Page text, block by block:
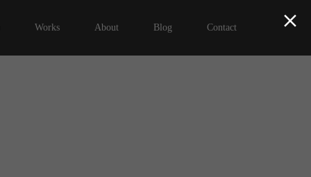
Works About Blog Contact 